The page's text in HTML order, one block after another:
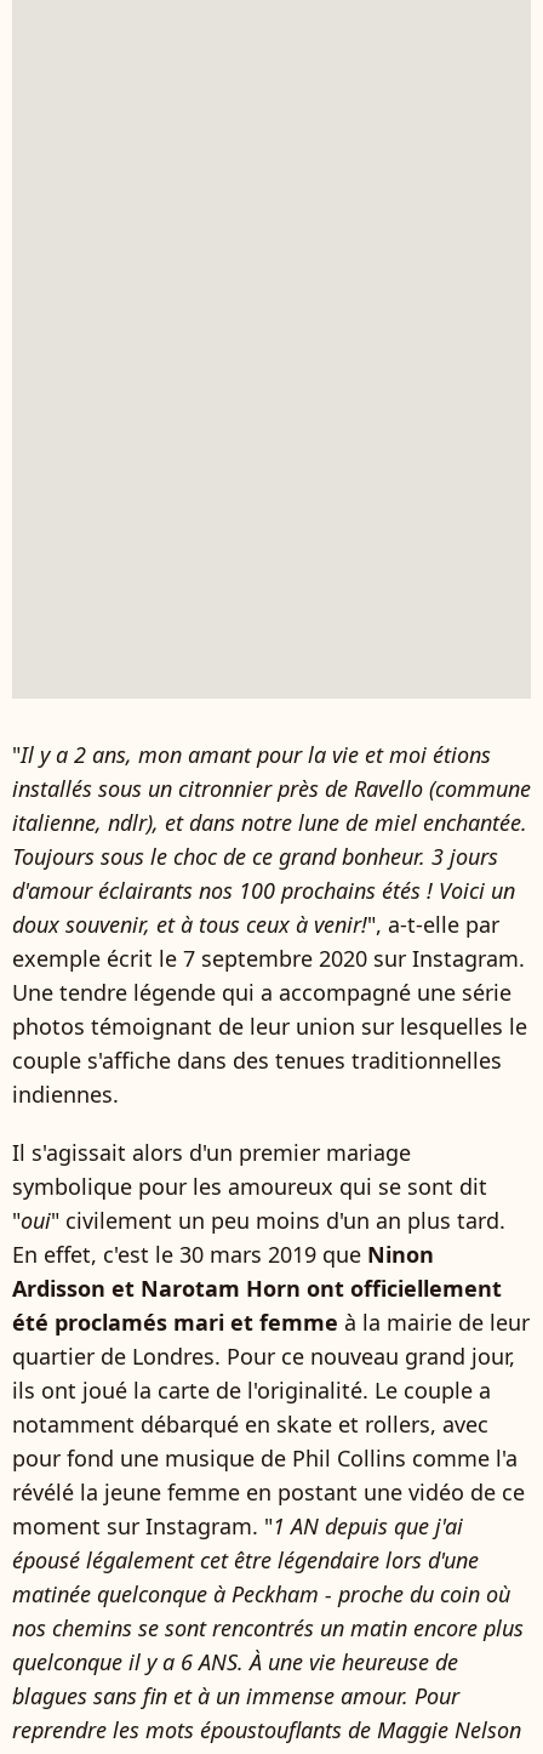
"Il y a 2 ans, mon amant pour la vie et moi étions
installés sous un citronnier près de Ravello (commune
italienne, ndlr), et dans notre lune de miel enchantée.
Toujours sous le choc de ce grand bonheur. 3 jours
d'amour éclairants nos 100 prochains étés ! Voici un
doux souvenir, et à tous ceux à venir!", a-t-elle par
exemple écrit le 7 septembre 2020 sur Instagram.
Une tendre légende qui a accompagné une série
photos témoignant de leur union sur lesquelles le
couple s'affiche dans des tenues traditionnelles
indiennes.
Il s'agissait alors d'un premier mariage
symbolique pour les amoureux qui se sont dit
"oui" civilement un peu moins d'un an plus tard.
En effet, c'est le 30 mars 2019 que Ninon
Ardisson et Narotam Horn ont officiellement
été proclamés mari et femme à la mairie de leur
quartier de Londres. Pour ce nouveau grand jour,
ils ont joué la carte de l'originalité. Le couple a
notamment débarqué en skate et rollers, avec
pour fond une musique de Phil Collins comme l'a
révélé la jeune femme en postant une vidéo de ce
moment sur Instagram. "1 AN depuis que j'ai
épousé légalement cet être légendaire lors d'une
matinée quelconque à Peckham - proche du coin où
nos chemins se sont rencontrés un matin encore plus
quelconque il y a 6 ANS. À une vie heureuse de
blagues sans fin et à un immense amour. Pour
reprendre les mots époustouflants de Maggie Nelson